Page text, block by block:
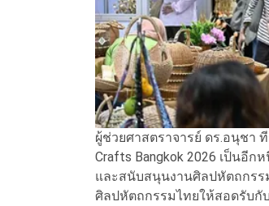
ผู้ช่วยศาสตราจารย์ ดร.อนุชา
Crafts Bangkok 2026 เป็นอี
และสนับสนุนงานศิลปหัตถกร
ศิลปหัตถกรรมไทยให้สอดรับกั